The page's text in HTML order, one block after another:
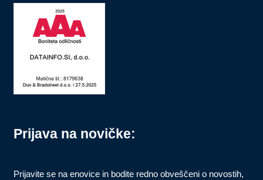
Prijava na novičke:
Prijavite se na enovice in bodite redno obveščeni o novostih,